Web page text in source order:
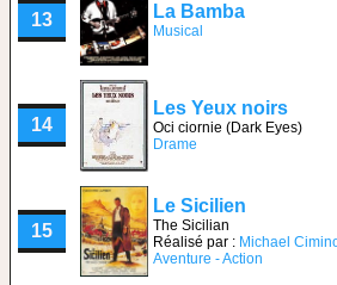
13 La Bamba
Musical
14
Les Yeux noirs
Oci ciornie (Dark Eyes)
Drame
15
Le Sicilien
The Sicilian
Réalisé par : Michael
Aventure - Action